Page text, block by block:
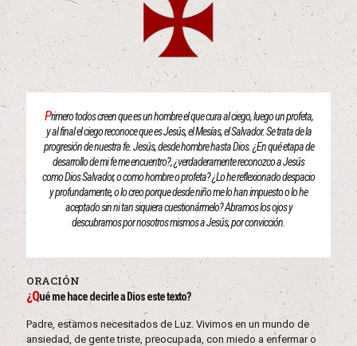
Primero todos creen que es un hombre el que cura al ciego, luego un profeta,
y al final el ciego reconoce que es Jesús, el Mesías, el Salvador. Se trata de la
progresión de nuestra fe. Jesús, desde hombre hasta Dios. ¿En qué etapa de
desarrollo de mi fe me encuentro?, ¿verdaderamente reconozco a Jesús
como Dios Salvador, o como hombre o profeta? ¿Lo he reflexionado despacio
y profundamente, o lo creo porque desde niño me lo han impuesto o lo he
aceptado sin ni tan siquiera cuestionármelo? Abramos los ojos y
descubramos por nosotros mismos a Jesús, por convicción.
ORACIÓN
¿Qué me hace decirle a Dios este texto?
Padre, estamos necesitados de Luz. Vivimos en un mundo de
ansiedad, de gente triste, preocupada, con miedo a enfermar o